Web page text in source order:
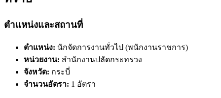
ตำแหน่งและสถานที่
ตำแหน่ง: นักจัดการงานทั่วไป (พนักงานราชการ)
หน่วยงาน: สำนักงานปลัดกระทรวง
จังหวัด: กระบี่
จำนวนอัตรา: 1 อัตรา